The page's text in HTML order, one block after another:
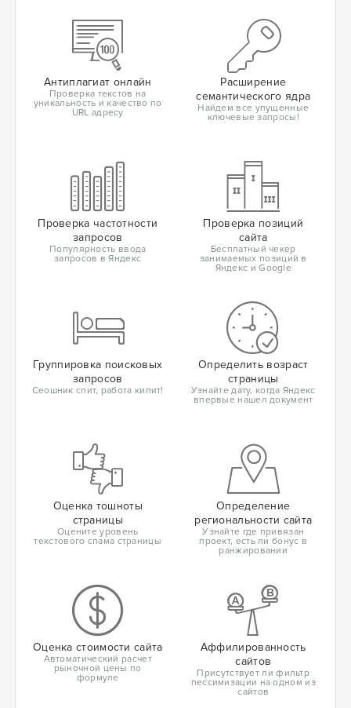
Антиплагиат онлайн
Проверка текстов на
уникальность и качество по
URL адресу
Расширение
семантического ядра
Найдем все упущенные
ключевые запросы!
Проверка частотности
запросов
Популярность ввода
запросов в Яндекс
Проверка позиций
сайта
Бесплатный чекер
занимаемых позиций в
Яндекс и Google
Группировка поисковых
запросов
Сеошник спит, работа кипит!
Определить возраст
страницы
Узнайте дату, когда Яндекс
впервые нашел документ
Оценка тошноты
страницы
Оцените уровень
текстового спама страницы
Определение
региональности сайта
Узнайте где привязан
проект, есть ли бонус в
ранжировании
Оценка стоимости сайта
Автоматический расчет
рыночной цены по
формуле
Аффилированность
сайтов
Присутствует ли фильтр
пессимизации на одном из
сайтов